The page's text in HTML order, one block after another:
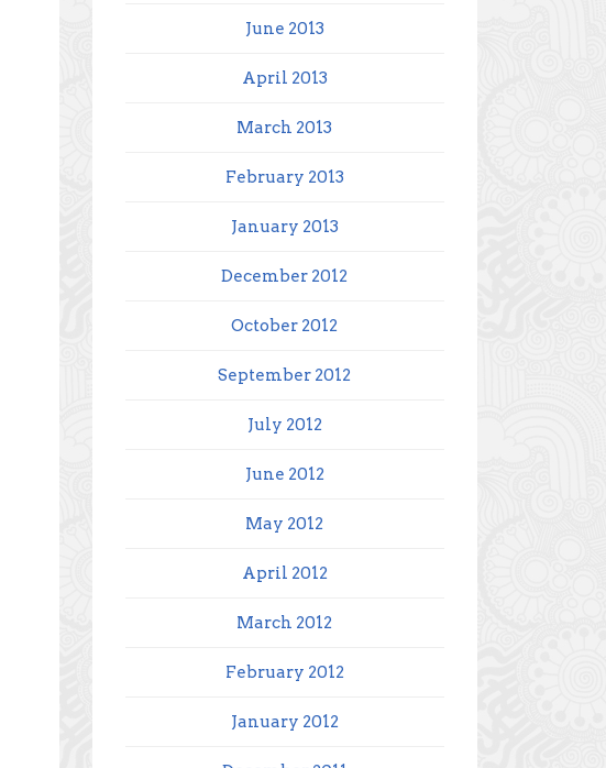
June 2013
April 2013
March 2013
February 2013
January 2013
December 2012
October 2012
September 2012
July 2012
June 2012
May 2012
April 2012
March 2012
February 2012
January 2012